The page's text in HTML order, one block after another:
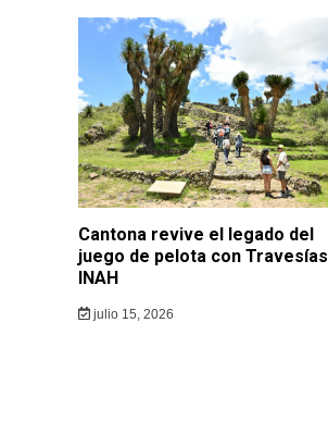
Cantona revive el legado del
juego de pelota con
INAH
julio 15, 2026